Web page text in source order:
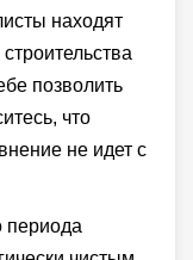
находят
позволить
что
не идет с
периода